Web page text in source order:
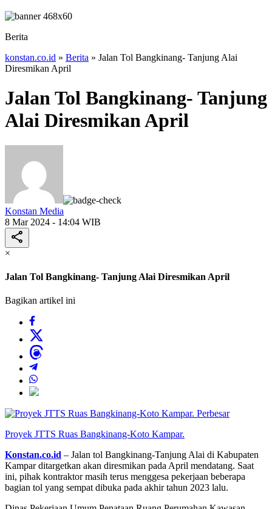
Berita
konstan.co.id » Berita » Jalan Tol Bangkinang- Tanjung Alai
Diresmikan April
Jalan Tol Bangkinang- Tanjung
Alai Diresmikan April
Konstan Media
8 Mar 2024 - 14:04 WIB
×
Jalan Tol Bangkinang- Tanjung Alai Diresmikan April
Bagikan artikel ini
Perbesar
Proyek JTTS Ruas Bangkinang-Koto Kampar.
Konstan.co.id – Jalan tol Bangkinang-Tanjung Alai di Kabupaten
Kampar ditargetkan akan diresmikan pada April mendatang. Saat
ini, pihak kontraktor masih terus menggesa pekerjaan beberapa
bagian tol yang sempat dibuka pada akhir tahun 2023 lalu.